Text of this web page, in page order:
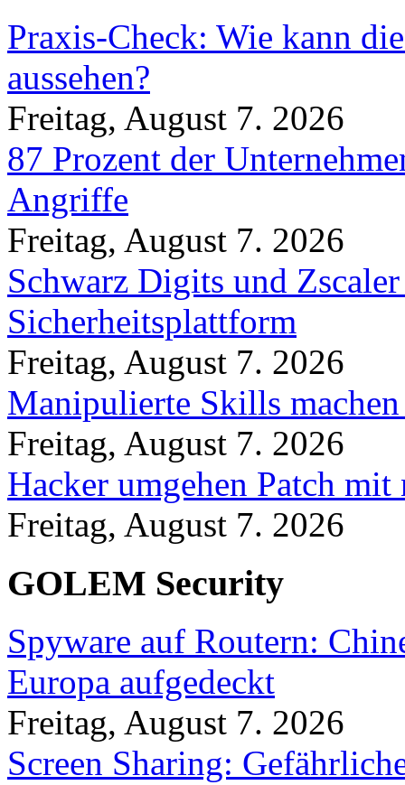
Praxis-Check: Wie kann
aussehen?
Freitag, August 7. 2026
87 Prozent der
Angriffe
Freitag, August 7. 2026
Schwarz Digits und
Sicherheitsplattform
Freitag, August 7. 2026
Manipulierte Skills
Freitag, August 7. 2026
Hacker umgehen Patch
Freitag, August 7. 2026
GOLEM Security
Spyware auf Routern:
Europa aufgedeckt
Freitag, August 7. 2026
Screen Sharing: